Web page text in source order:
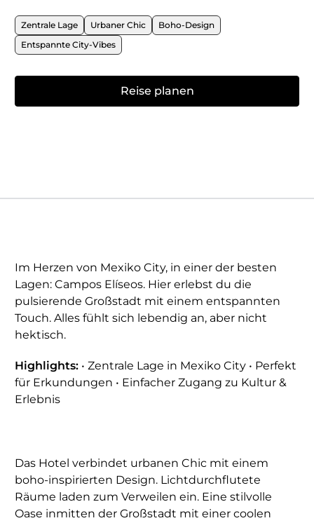
Zentrale Lage Urbaner Chic
Boho-Design
Entspannte City-Vibes
Reise planen
Im Herzen von Mexiko City, in einer der besten
Lagen: Campos Elíseos. Hier erlebst du die
pulsierende Großstadt mit einem entspannten
Touch. Alles fühlt sich lebendig an, aber nicht
hektisch.
Highlights: • Zentrale Lage in Mexiko City • Perfekt
für Erkundungen • Einfacher Zugang zu Kultur &
Erlebnis
Das Hotel verbindet urbanen Chic mit einem
boho-inspirierten Design. Lichtdurchflutete
Räume laden zum Verweilen ein. Eine stilvolle
Oase inmitten der Großstadt mit einer coolen